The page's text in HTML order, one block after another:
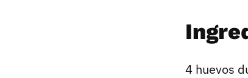
4 huevos